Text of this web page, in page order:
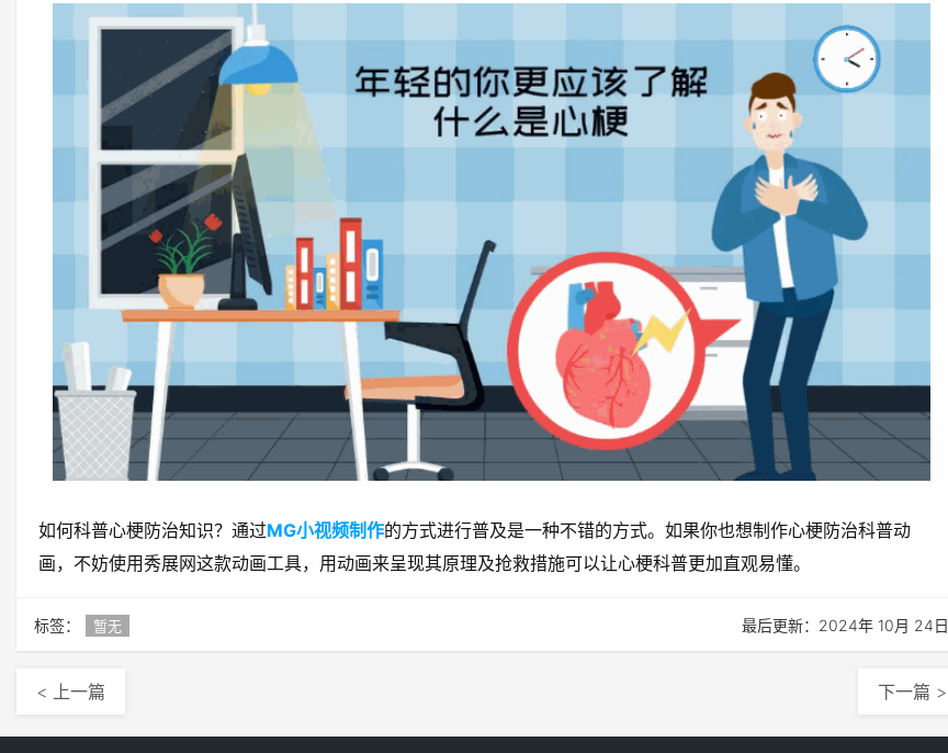
如何科普心梗防治知识？通过MG小视频制作的方式进行普及是一种不错的方式。如果你也想制作心梗防治科普动
画，不妨使用秀展网这款动画工具，用动画来呈现其原理及抢救措施可以让心梗科普更加直观易懂。
标签： 暂无 最后更新：2024年 10月 24日
< 上一篇 下一篇 >